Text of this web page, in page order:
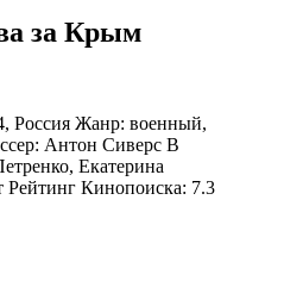
за Крым
Россия Жанр: военный,
Антон Сиверс В
Екатерина
Кинопоиска: 7.3